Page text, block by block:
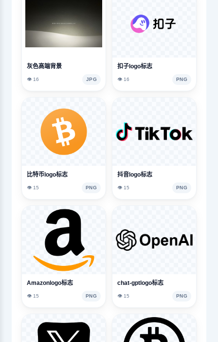
灰色高端背景
👁️ 16 JPG
扣子logo标志
👁️ 16 PNG
比特币logo标志
👁️ 15 PNG
抖音logo标志
👁️ 15 PNG
Amazonlogo标志
👁️ 15 PNG
chat-gptlogo标志
👁️ 15 PNG